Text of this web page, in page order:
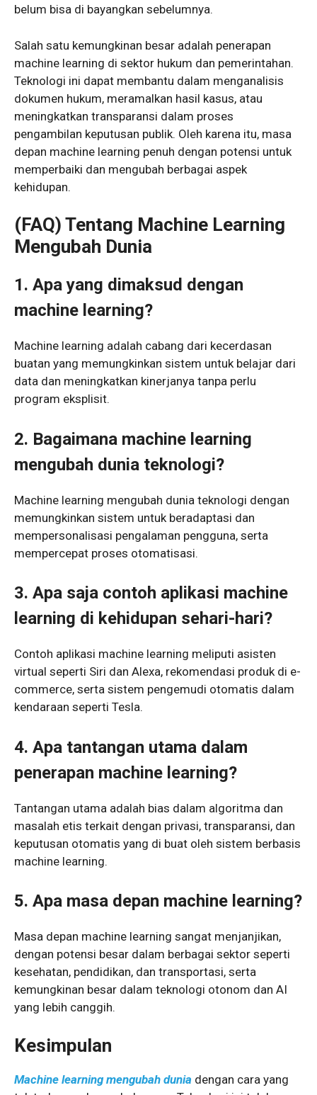
belum bisa di bayangkan sebelumnya.
Salah satu kemungkinan besar adalah penerapan
machine learning di sektor hukum dan pemerintahan.
Teknologi ini dapat membantu dalam menganalisis
dokumen hukum, meramalkan hasil kasus, atau
meningkatkan transparansi dalam proses
pengambilan keputusan publik. Oleh karena itu, masa
depan machine learning penuh dengan potensi untuk
memperbaiki dan mengubah berbagai aspek
kehidupan.
(FAQ) Tentang Machine Learning
Mengubah Dunia
1. Apa yang dimaksud dengan
machine learning?
Machine learning adalah cabang dari kecerdasan
buatan yang memungkinkan sistem untuk belajar dari
data dan meningkatkan kinerjanya tanpa perlu
program eksplisit.
2. Bagaimana machine learning
mengubah dunia teknologi?
Machine learning mengubah dunia teknologi dengan
memungkinkan sistem untuk beradaptasi dan
mempersonalisasi pengalaman pengguna, serta
mempercepat proses otomatisasi.
3. Apa saja contoh aplikasi machine
learning di kehidupan sehari-hari?
Contoh aplikasi machine learning meliputi asisten
virtual seperti Siri dan Alexa, rekomendasi produk di e-
commerce, serta sistem pengemudi otomatis dalam
kendaraan seperti Tesla.
4. Apa tantangan utama dalam
penerapan machine learning?
Tantangan utama adalah bias dalam algoritma dan
masalah etis terkait dengan privasi, transparansi, dan
keputusan otomatis yang di buat oleh sistem berbasis
machine learning.
5. Apa masa depan machine learning?
Masa depan machine learning sangat menjanjikan,
dengan potensi besar dalam berbagai sektor seperti
kesehatan, pendidikan, dan transportasi, serta
kemungkinan besar dalam teknologi otonom dan AI
yang lebih canggih.
Kesimpulan
Machine learning mengubah dunia dengan cara yang